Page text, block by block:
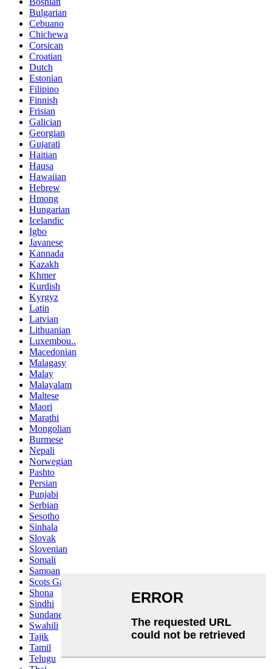
Bulgarian
Cebuano
Chichewa
Corsican
Croatian
Dutch
Estonian
Filipino
Finnish
Frisian
Galician
Georgian
Gujarati
Haitian
Hausa
Hawaiian
Hebrew
Hmong
Hungarian
Icelandic
Igbo
Javanese
Kannada
Kazakh
Khmer
Kurdish
Kyrgyz
Latin
Latvian
Lithuanian
Luxembou..
Macedonian
Malagasy
Malay
Malayalam
Maltese
Maori
Marathi
Mongolian
Burmese
Nepali
Norwegian
Pashto
Persian
Punjabi
Serbian
Sesotho
Sinhala
Slovak
Slovenian
Somali
Samoan
Scots Gaelic
Shona
Sindhi
Sundanese
Swahili
Tajik
Tamil
Telugu